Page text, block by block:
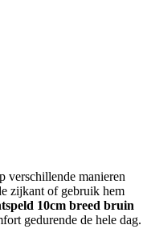
verschillende manieren
zijkant of gebruik hem
10cm breed bruin
gedurende de hele dag.